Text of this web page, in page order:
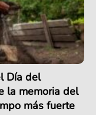
Día del
la memoria del
más fuerte